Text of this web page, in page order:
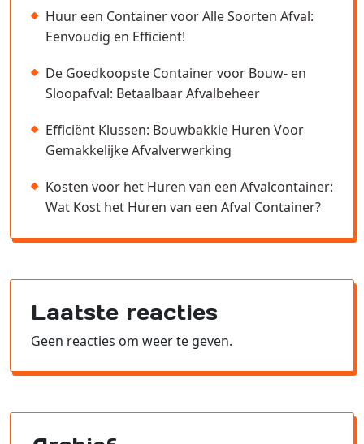
Huur een Container voor Alle Soorten Afval:
Eenvoudig en Efficiënt!
De Goedkoopste Container voor Bouw- en
Sloopafval: Betaalbaar Afvalbeheer
Efficiënt Klussen: Bouwbakkie Huren Voor
Gemakkelijke Afvalverwerking
Kosten voor het Huren van een Afvalcontainer:
Wat Kost het Huren van een Afval Container?
Laatste reacties
Geen reacties om weer te geven.